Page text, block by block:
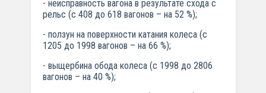
- неисправность вагона в результате схода с
рельс (с 408 до 618 вагонов – на 52 %);
- ползун на поверхности катания колеса (с
1205 до 1998 вагонов – на 66 %);
- выщербина обода колеса (с 1998 до 2806
вагонов – на 40 %);